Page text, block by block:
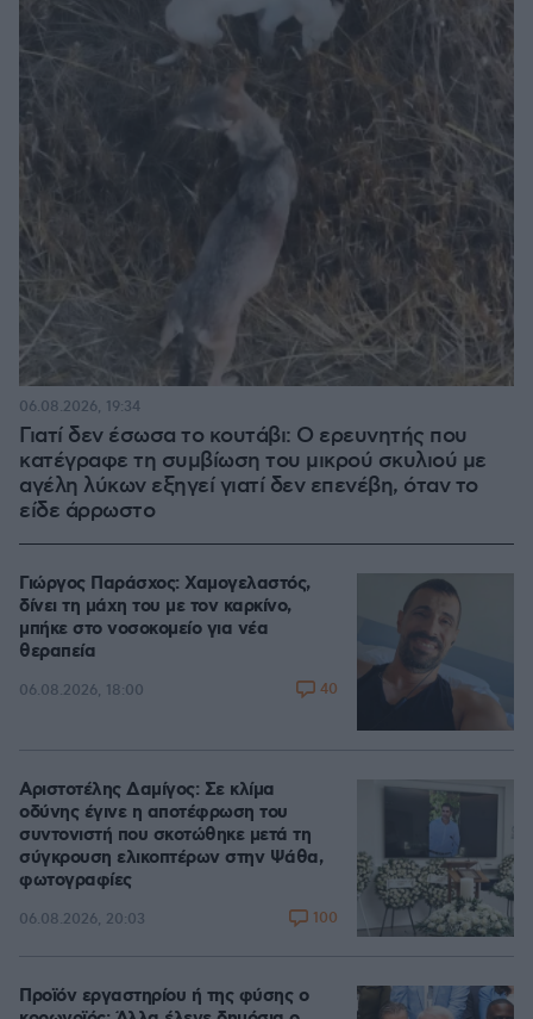
Γιατί δεν έσωσα το κουτάβι: Ο ερευνητής που
κατέγραφε τη συμβίωση του μικρού σκυλιού με
αγέλη λύκων εξηγεί γιατί δεν επενέβη, όταν το
είδε άρρωστο
06.08.2026, 19:34
Γιώργος Παράσχος: Χαμογελαστός,
δίνει τη μάχη του με τον καρκίνο,
μπήκε στο νοσοκομείο για νέα
θεραπεία
06.08.2026, 18:00 40
Αριστοτέλης Δαμίγος: Σε κλίμα
οδύνης έγινε η αποτέφρωση του
συντονιστή που σκοτώθηκε μετά τη
σύγκρουση ελικοπτέρων στην Ψάθα,
φωτογραφίες
06.08.2026, 20:03 100
Προϊόν εργαστηρίου ή της φύσης ο